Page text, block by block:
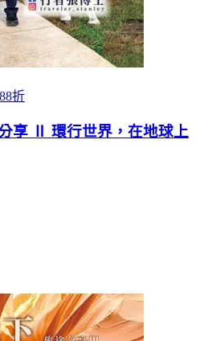
折
享 Ⅱ 環行世界，在地球上